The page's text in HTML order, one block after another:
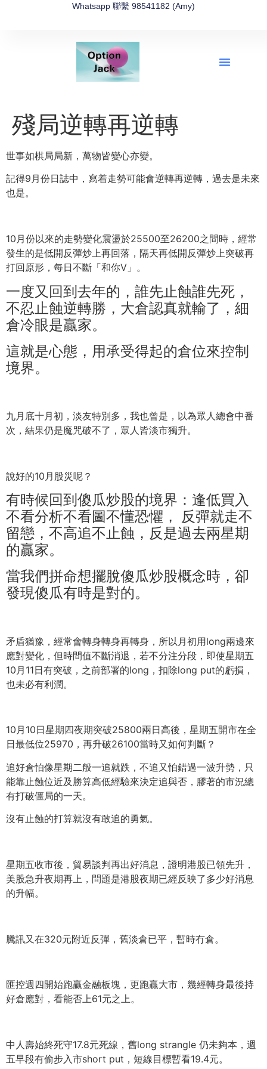
Whatsapp 聯繫 98541182 (Amy)
殘局逆轉再逆轉
世事如棋局局新，萬物皆變心亦變。
記得9月份日誌中，寫着走勢可能會逆轉再逆轉，過去是未來
也是。
10月份以來的走勢變化震盪於25500至26200之間時， 經常
發生的是低開反彈炒上再回落， 隔天再低開反彈炒上突破再
打回原形，每日不斷「和你V」。
一度又回到去年的，誰先止蝕誰先死，
不忍止蝕逆轉勝， 大倉認真就輸了，細
倉冷眼是贏家。
這就是心態，用承受得起的倉位來控制
境界。
九月底十月初，淡友特別多，我也曾是，以為眾人總會中番
次， 結果仍是魔咒破不了，眾人皆淡市獨升。
說好的10月股災呢？
有時候回到傻瓜炒股的境界：逢低買入
不看分析不看圖不懂恐懼， 反彈就走不
留戀，不高追不止蝕，反是過去兩星期
的贏家。
當我們拼命想擺脫傻瓜炒股概念時，卻
發現傻瓜有時是對的。
矛盾猶豫，經常會轉身轉身再轉身， 所以月初用long兩邊來
應對變化，但時間值不斷消退， 若不分注分段，即使星期五
10月11日有突破， 之前部署的long，扣除long put的虧損，
也未必有利潤。
10月10日星期四夜期突破25800兩日高後， 星期五開市在全
日最低位25970， 再升破26100當時又如何判斷？
追好倉怕像星期二般一追就跌，不追又怕錯過一波升勢， 只
能靠止蝕位近及勝算高低經驗來決定追與否， 膠著的市況總
有打破僵局的一天。
沒有止蝕的打算就沒有敢追的勇氣。
星期五收市後，貿易談判再出好消息，證明港股已領先升，
美股急升夜期再上，問題是港股夜期已經反映了多少好消息
的升幅。
騰訊又在320元附近反彈，舊淡倉已平，暫時冇倉。
匯控週四開始跑贏金融板塊，更跑贏大市， 幾經轉身最後持
好倉應對，看能否上61元之上。
中人壽始終死守17.8元死線，舊long strangle 仍未夠本，週
五早段有偷步入市short put，短線目標暫看19.4元。